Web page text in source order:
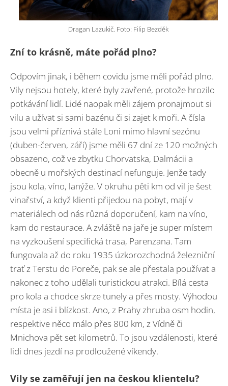
Dragan Lazukič. Foto: Filip Bezděk
Zní to krásně, máte pořád plno?
Odpovím jinak, i během covidu jsme měli pořád plno.
Vily nejsou hotely, které byly zavřené, protože hrozilo
potkávání lidí. Lidé naopak měli zájem pronajmout si
vilu a užívat si sami bazénu či si zajet k moři. A čísla
jsou velmi příznivá stále Loni mimo hlavní sezónu
(duben-červen, září) jsme měli 67 dní ze 120 možných
obsazeno, což ve zbytku Chorvatska, Dalmácii a
obecně u mořských destinací nefunguje. Jenže tady
jsou kola, víno, lanýže. V okruhu pěti km od vil je šest
vinařství, a když klienti přijedou na pobyt, mají v
materiálech od nás různá doporučení, kam na víno,
kam do restaurace. A zvláště na jaře je super místem
na vyzkoušení specifická trasa, Parenzana. Tam
fungovala až do roku 1935 úzkorozchodná železniční
trať z Terstu do Poreče, pak se ale přestala používat a
nakonec z toho udělali turistickou atrakci. Bílá cesta
pro kola a chodce skrze tunely a přes mosty. Výhodou
místa je asi i blízkost. Ano, z Prahy zhruba osm hodin,
respektive něco málo přes 800 km, z Vídně či
Mnichova pět set kilometrů. To jsou vzdálenosti, které
lidi dnes jezdí na prodloužené víkendy.
Vily se zaměřují jen na českou klientelu?